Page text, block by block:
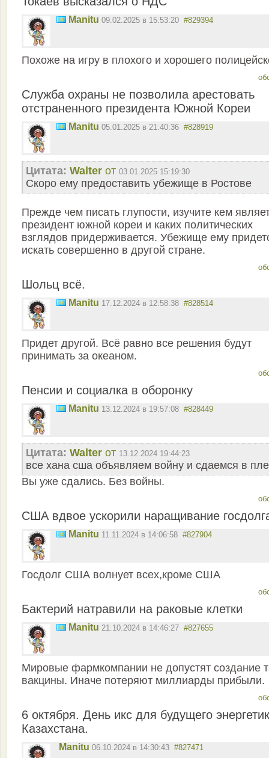
Manitu 09.02.2025 в 15:53:20 #829394
Похоже на игру в плохого и хорошего
Служба охраны не позволила арестовать
отстраненного президента Южной Кореи
Manitu 05.01.2025 в 21:40:36 #828919
Цитата: Walter от 03.01.2025 15:19:30
Скоро ему предоставить убежище в Ростове
Прежде чем писать глупости, изучите кем
президент южной кореи и каких политических
взглядов придерживается. Убежище ему
искать совершенно в другой стране.
Шольц всё.
Manitu 17.12.2024 в 12:58:38 #828514
Придет другой. Всё равно все решения будут
принимать за океаном.
Пенсии и социалка в оборонку
Manitu 13.12.2024 в 19:57:08 #828449
Цитата: Walter от 13.12.2024 19:44:23
все хана сша объявляем войну и сдаемся в
Вы уже сдались. Без войны.
США вдвое ускорили наращивание
Manitu 11.11.2024 в 14:06:58 #827904
Госдолг США волнует всех,кроме США
Бактерий натравили на раковые клетки
Manitu 21.10.2024 в 14:46:27 #827655
Мировые фармкомпании не допустят создание
вакцины. Иначе потеряют миллиарды прибыли.
6 октября. День икс для будущего
Казахстана.
Manitu 06.10.2024 в 14:30:43 #827471